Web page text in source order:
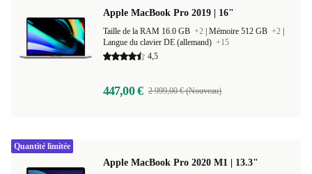
Apple MacBook Pro 2019 | 16"
Taille de la RAM 16.0 GB +2 Mémoire 512 GB +2
Langue du clavier DE (allemand) +15
4,5
447,00 € 2 999,00 € (Nouveau)
Apple MacBook Pro 2020 M1 | 13.3"
Quantité limitée